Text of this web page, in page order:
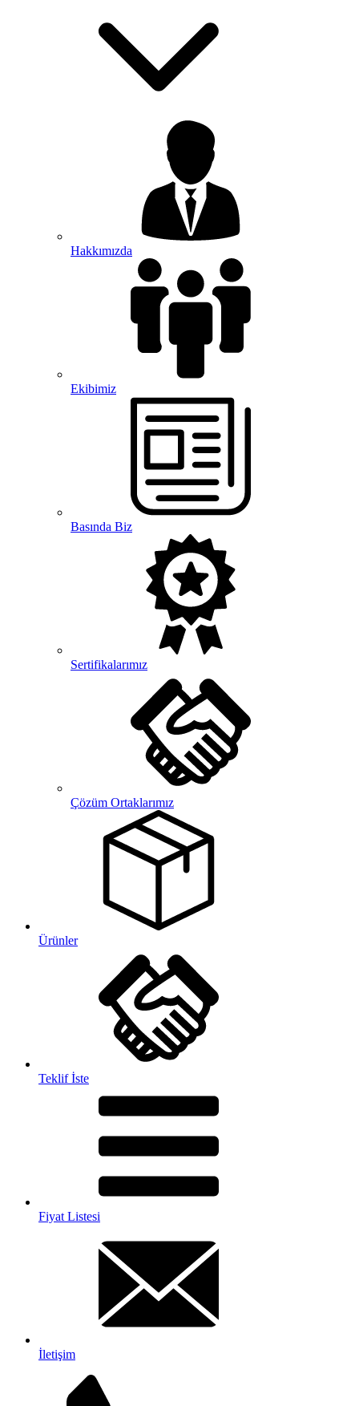
Hakkımızda
Ekibimiz
Basında Biz
Sertifikalarımız
Çözüm Ortaklarımız
Ürünler
Teklif İste
Fiyat Listesi
İletişim